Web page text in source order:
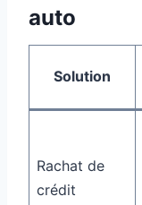
auto
Solution
Rachat de
crédit